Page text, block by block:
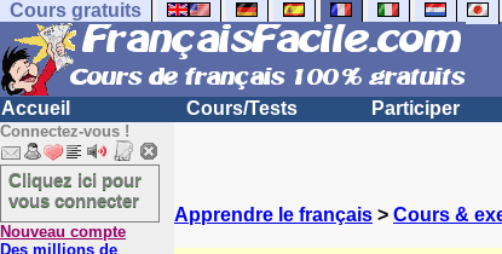
Cours gratuits
Accueil Cours/Tests Participer
Connectez-vous !
Cliquez ici pour
vous connecter
Nouveau compte
Des millions de
Apprendre le français > Cours &